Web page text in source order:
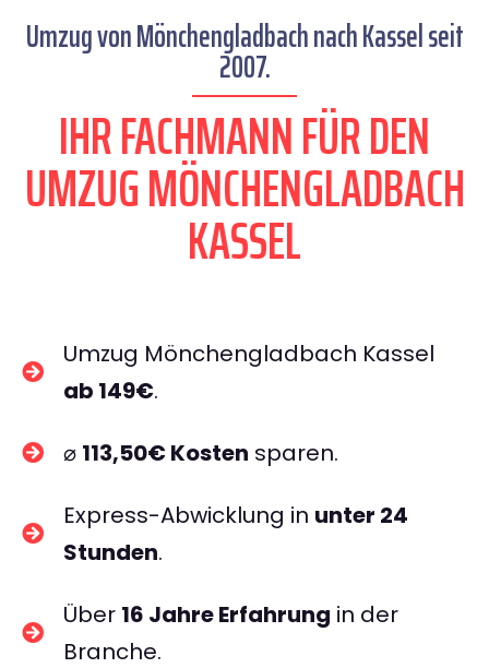
Umzug von Mönchengladbach nach Kassel seit
2007.
IHR FACHMANN FÜR DEN
UMZUG MÖNCHENGLADBACH
KASSEL
Umzug Mönchengladbach Kassel
ab 149€.
⌀ 113,50€ Kosten sparen.
Express-Abwicklung in unter 24
Stunden.
Über 16 Jahre Erfahrung in der
Branche.